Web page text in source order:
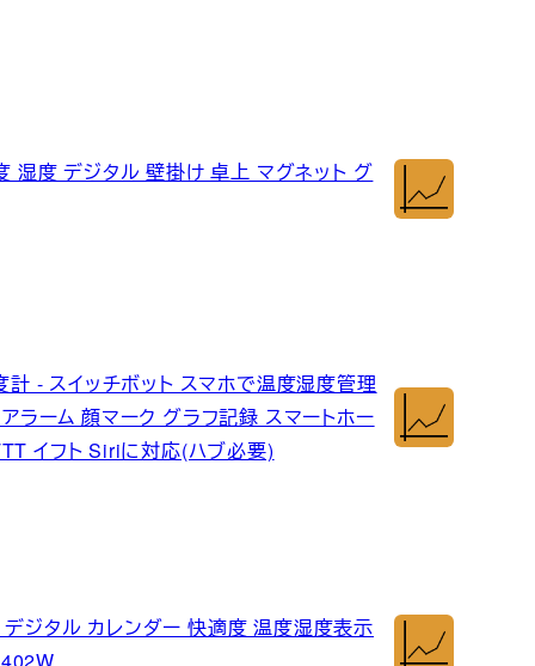
湿度 デジタル 壁掛け 卓上 マグネット グ
- スイッチボット スマホで温度湿度管理
ラーム 顔マーク グラフ記録 スマートホー
イフト Siriに対応(ハブ必要)
ジタル カレンダー 快適度 温度湿度表示